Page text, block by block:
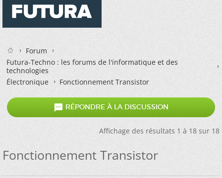
Forum
Futura-Techno : les forums de l'informatique et des
technologies
Électronique
Fonctionnement Transistor
 RÉPONDRE À LA DISCUSSION
Affichage des résultats 1 à 18 sur 18
Fonctionnement Transistor